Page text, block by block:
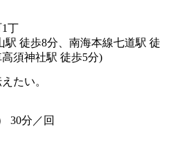
丁
駅 徒歩8分、南海本線七道駅 徒
須神社駅 徒歩5分)
たい。
30分／回